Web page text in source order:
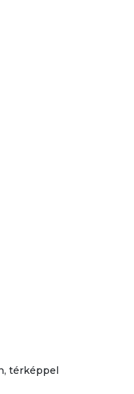
térképpel